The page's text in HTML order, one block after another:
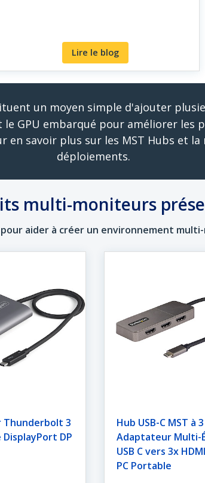
Lire le blog
un moyen simple d'ajouter
GPU embarqué pour améliorer les
en savoir plus sur les MST Hubs et
déploiements.
multi-moniteurs
pour aider à créer un environnement
3
DP
Hub USB-C MST à
Adaptateur Multi-
USB C vers 3x
PC Portable